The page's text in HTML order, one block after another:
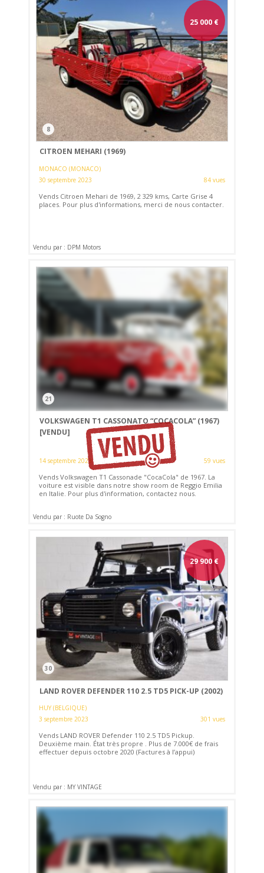
25 000 €
8
CITROEN MEHARI (1969)
MONACO (MONACO)
30 septembre 2023
84 vues
Vends Citroen Mehari de 1969, 2 329 kms, Carte Grise 4
places. Pour plus d'informations, merci de nous contacter.
Vendu par : DPM Motors
21
VOLKSWAGEN T1 CASSONATO “COCACOLA” (1967)
[VENDU]
14 septembre 2023 59 vues
Vends Volkswagen T1 Cassonade "CocaCola" de 1967. La
voiture est visible dans notre show room de Reggio Emilia
en Italie. Pour plus d'information, contactez nous.
Vendu par : Ruote Da Sogno
29 900 €
30
LAND ROVER DEFENDER 110 2.5 TD5 PICK-UP (2002)
HUY (BELGIQUE)
3 septembre 2023
301 vues
Vends LAND ROVER Defender 110 2.5 TD5 Pickup.
Deuxième main. État très propre . Plus de 7.000€ de frais
effectuer depuis octobre 2020 (Factures à l’appui)
Vendu par : MY VINTAGE